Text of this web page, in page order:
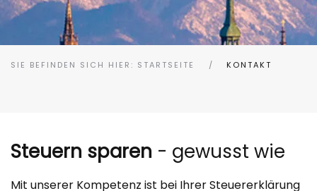
SIE BEFINDEN SICH HIER: STARTSEITE KONTAKT
Steuern sparen - gewusst wie
Mit unserer Kompetenz ist bei Ihrer Steuererklärung